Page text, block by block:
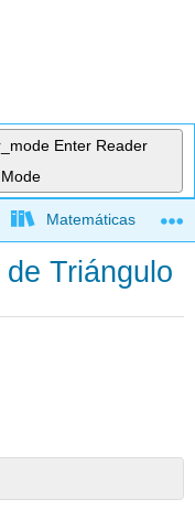
Enter Reader
Mode
global
Matemáticas
Triángulo